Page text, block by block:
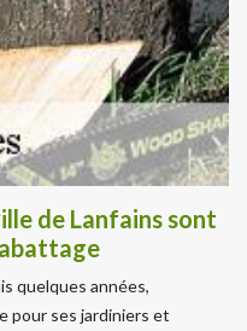
de Lanfains sont
quelques années,
pour ses jardiniers et